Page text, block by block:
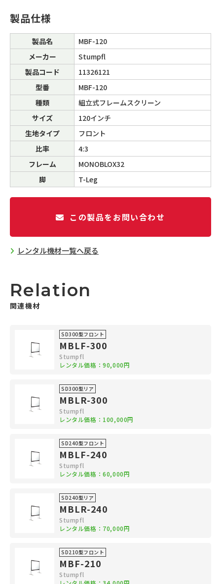
製品仕様
製品名
MBF-120
メーカー
Stumpfl
製品コード
11326121
型番
MBF-120
種類
組立式フレームスクリーン
サイズ
120インチ
生地タイプ
フロント
比率
4:3
フレーム
MONOBLOX32
脚
T-Leg
この製品をお問い合わせ
レンタル機材一覧へ戻る
Relation
関連機材
SD300型フロント
MBLF-300
Stumpfl
レンタル価格：90,000円
SD300型リア
MBLR-300
Stumpfl
レンタル価格：100,000円
SD240型フロント
MBLF-240
Stumpfl
レンタル価格：60,000円
SD240型リア
MBLR-240
Stumpfl
レンタル価格：70,000円
SD210型フロント
MBF-210
Stumpfl